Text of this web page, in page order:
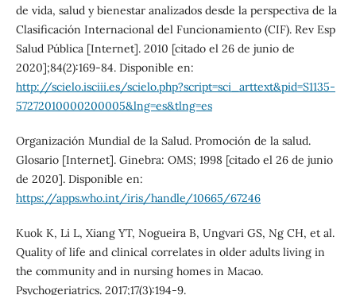
de vida, salud y bienestar analizados desde la perspectiva de la
Clasificación Internacional del Funcionamiento (CIF). Rev Esp
Salud Pública [Internet]. 2010 [citado el 26 de junio de
2020];84(2):169-84. Disponible en:
http://scielo.isciii.es/scielo.php?script=sci_arttext&pid=S1135-
57272010000200005&lng=es&tlng=es
Organización Mundial de la Salud. Promoción de la salud.
Glosario [Internet]. Ginebra: OMS; 1998 [citado el 26 de junio
de 2020]. Disponible en:
https://apps.who.int/iris/handle/10665/67246
Kuok K, Li L, Xiang YT, Nogueira B, Ungvari GS, Ng CH, et al.
Quality of life and clinical correlates in older adults living in
the community and in nursing homes in Macao.
Psychogeriatrics. 2017;17(3):194-9.